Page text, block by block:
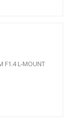
F1.4 L-MOUNT